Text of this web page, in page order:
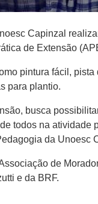
Capinzal
de Extensão
pintura fácil,
para plantio.
busca
todos na
da Unoesc
de
e da BRF.